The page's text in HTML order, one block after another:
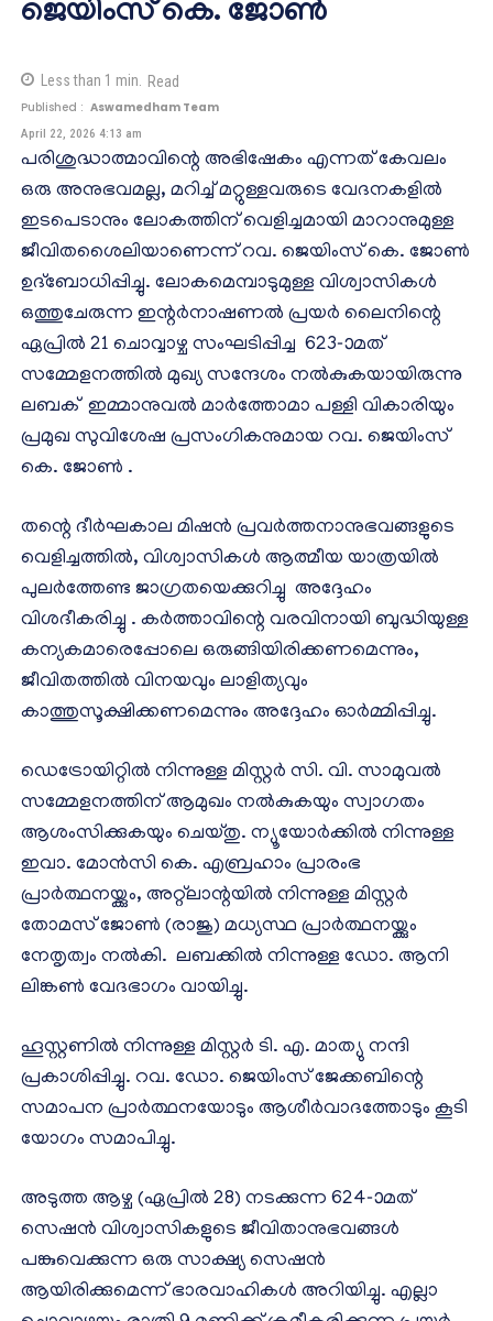
ജെയിംസ് കെ. ജോൺ
Less than 1 min. Read
Published : Aswamedham Team
April 22, 2026 4:13 am
പരിശുദ്ധാത്മാവിന്റെ അഭിഷേകം എന്നത് കേവലം
ഒരു അനുഭവമല്ല, മറിച്ച് മറ്റുള്ളവരുടെ വേദനകളിൽ
ഇടപെടാനും ലോകത്തിന് വെളിച്ചമായി മാറാനുമുള്ള
ജീവിതശൈലിയാണെന്ന് റവ. ജെയിംസ് കെ. ജോൺ
ഉദ്ബോധിപ്പിച്ചു. ലോകമെമ്പാടുമുള്ള വിശ്വാസികൾ
ഒത്തുചേരുന്ന ഇന്റർനാഷണൽ പ്രയർ ലൈനിന്റെ
ഏപ്രിൽ 21 ചൊവ്വാഴ്ച സംഘടിപ്പിച്ച 623-ാമത്
സമ്മേളനത്തിൽ മുഖ്യ സന്ദേശം നൽകുകയായിരുന്നു
ലബക് ഇമ്മാനുവൽ മാർത്തോമാ പള്ളി വികാരിയും
പ്രമുഖ സുവിശേഷ പ്രസംഗികനുമായ റവ. ജെയിംസ്
കെ. ജോൺ .
തന്റെ ദീർഘകാല മിഷൻ പ്രവർത്തനാനുഭവങ്ങളുടെ
വെളിച്ചത്തിൽ, വിശ്വാസികൾ ആത്മീയ യാത്രയിൽ
പുലർത്തേണ്ട ജാഗ്രതയെക്കുറിച്ചു അദ്ദേഹം
വിശദീകരിച്ചു . കർത്താവിന്റെ വരവിനായി ബുദ്ധിയുള്ള
കന്യകമാരെപ്പോലെ ഒരുങ്ങിയിരിക്കണമെന്നും,
ജീവിതത്തിൽ വിനയവും ലാളിത്യവും
കാത്തുസൂക്ഷിക്കണമെന്നും അദ്ദേഹം ഓർമ്മിപ്പിച്ചു.
ഡെട്രോയിറ്റിൽ നിന്നുള്ള മിസ്റ്റർ സി. വി. സാമുവൽ
സമ്മേളനത്തിന് ആമുഖം നൽകുകയും സ്വാഗതം
ആശംസിക്കുകയും ചെയ്തു. ന്യൂയോർക്കിൽ നിന്നുള്ള
ഇവാ. മോൻസി കെ. എബ്രഹാം പ്രാരംഭ
പ്രാർത്ഥനയ്ക്കും, അറ്റ്‌ലാന്റയിൽ നിന്നുള്ള മിസ്റ്റർ
തോമസ് ജോൺ (രാജു) മധ്യസ്ഥ പ്രാർത്ഥനയ്ക്കും
നേതൃത്വം നൽകി. ലബക്കിൽ നിന്നുള്ള ഡോ. ആനി
ലിങ്കൺ വേദഭാഗം വായിച്ചു.
ഹൂസ്റ്റണിൽ നിന്നുള്ള മിസ്റ്റർ ടി. എ. മാത്യു നന്ദി
പ്രകാശിപ്പിച്ചു. റവ. ഡോ. ജെയിംസ് ജേക്കബിന്റെ
സമാപന പ്രാർത്ഥനയോടും ആശീർവാദത്തോടും കൂടി
യോഗം സമാപിച്ചു.
അടുത്ത ആഴ്ച (ഏപ്രിൽ 28) നടക്കുന്ന 624-ാമത്
സെഷൻ വിശ്വാസികളുടെ ജീവിതാനുഭവങ്ങൾ
പങ്കുവെക്കുന്ന ഒരു സാക്ഷ്യ സെഷൻ
ആയിരിക്കുമെന്ന് ഭാരവാഹികൾ അറിയിച്ചു. എല്ലാ